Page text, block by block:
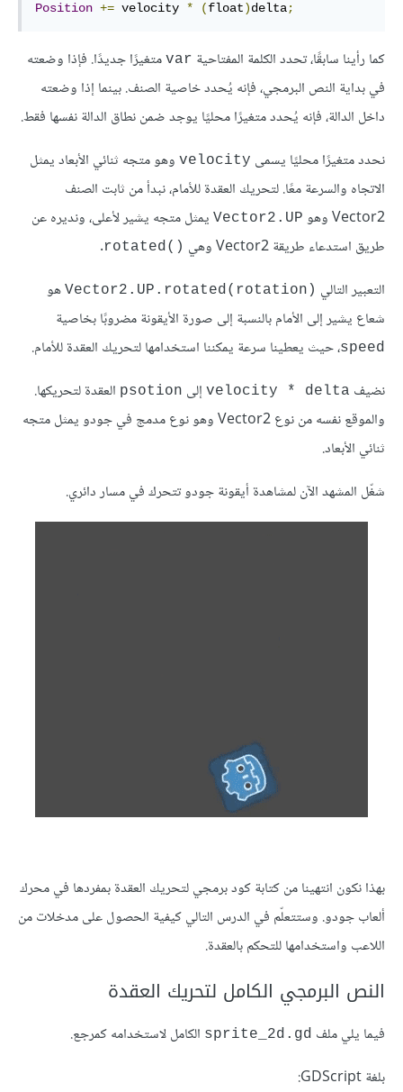
Position += velocity * (float)delta;
كما رأينا سابقًا، تحدد الكلمة المفتاحية var متغيرًا جديدًا. فإذا وضعته
في بداية النص البرمجي، فإنه يُحدد خاصية الصنف. بينما إذا وضعته
داخل الدالة، فإنه يُحدد متغيرًا محليًا يوجد ضمن نطاق الدالة نفسها فقط.
نحدد متغيرًا محليًا يسمى velocity وهو متجه ثنائي الأبعاد يمثل
الاتجاه والسرعة معًا. لتحريك العقدة للأمام، نبدأ من ثابت الصنف
Vector2 وهو
Vector2.UP يمثل متجه يشير لأعلى، ونديره عن
طريق استدعاء طريقة Vector2 وهي
rotated()‎
.
التعبير التالي Vector2.UP.rotated(rotation)‎ هو
شعاع يشير إلى الأمام بالنسبة إلى صورة الأيقونة مضروبًا بخاصية
speed، حيث يعطينا سرعة يمكننا استخدامها لتحريك العقدة للأمام.
نضيف velocity * delta إلى psotion العقدة لتحريكها.
والموقع نفسه من نوع Vector2 وهو نوع مدمج في جودو يمثل متجه
ثنائي الأبعاد.
شغّل المشهد الآن لمشاهدة أيقونة جودو تتحرك في مسار دائري.
بهذا نكون انتهينا من كتابة كود برمجي لتحريك العقدة بمفردها في محرك
ألعاب جودو. وستتعلّم في الدرس التالي كيفية الحصول على مدخلات من
اللاعب واستخدامها للتحكم بالعقدة.
النص البرمجي الكامل لتحريك العقدة
فيما يلي ملف sprite_2d.gd الكامل لاستخدامه كمرجع.
بلغة GDScript: